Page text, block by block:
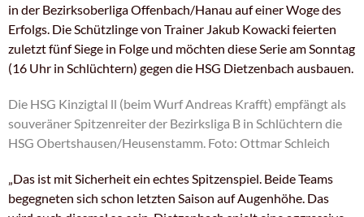
in der Bezirksoberliga Offenbach/Hanau auf einer Woge des
Erfolgs. Die Schützlinge von Trainer Jakub Kowacki feierten
zuletzt fünf Siege in Folge und möchten diese Serie am Sonntag
(16 Uhr in Schlüchtern) gegen die HSG Dietzenbach ausbauen.
Die HSG Kinzigtal ll (beim Wurf Andreas Krafft) empfängt als
souveräner Spitzenreiter der Bezirksliga B in Schlüchtern die
HSG Obertshausen/Heusenstamm. Foto: Ottmar Schleich
„Das ist mit Sicherheit ein echtes Spitzenspiel. Beide Teams
begegneten sich schon letzten Saison auf Augenhöhe. Das